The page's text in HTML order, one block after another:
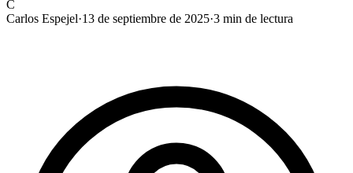
C
Carlos Espejel·13 de septiembre de 2025·3 min de lectura